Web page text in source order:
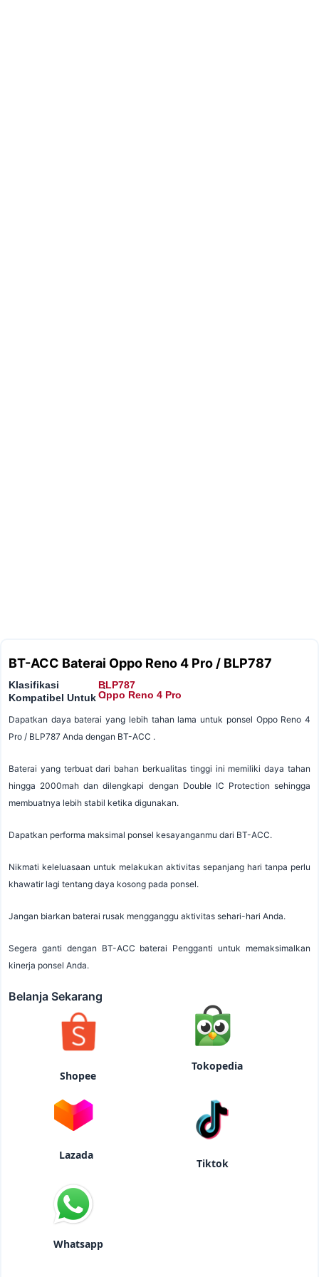
BT-ACC Baterai Oppo Reno 4 Pro / BLP787
Klasifikasi
Kompatibel Untuk
:
:
BLP787
Oppo Reno 4 Pro
Dapatkan daya baterai yang lebih tahan lama untuk ponsel Oppo Reno 4
Pro / BLP787 Anda dengan BT-ACC .
Baterai yang terbuat dari bahan berkualitas tinggi ini memiliki daya tahan
hingga 2000mah dan dilengkapi dengan Double IC Protection sehingga
membuatnya lebih stabil ketika digunakan.
Dapatkan performa maksimal ponsel kesayanganmu dari BT-ACC.
Nikmati keleluasaan untuk melakukan aktivitas sepanjang hari tanpa perlu
khawatir lagi tentang daya kosong pada ponsel.
Jangan biarkan baterai rusak mengganggu aktivitas sehari-hari Anda.
Segera ganti dengan BT-ACC baterai Pengganti untuk memaksimalkan
kinerja ponsel Anda.
Belanja Sekarang
Shopee
Tokopedia
Lazada
Tiktok
Whatsapp